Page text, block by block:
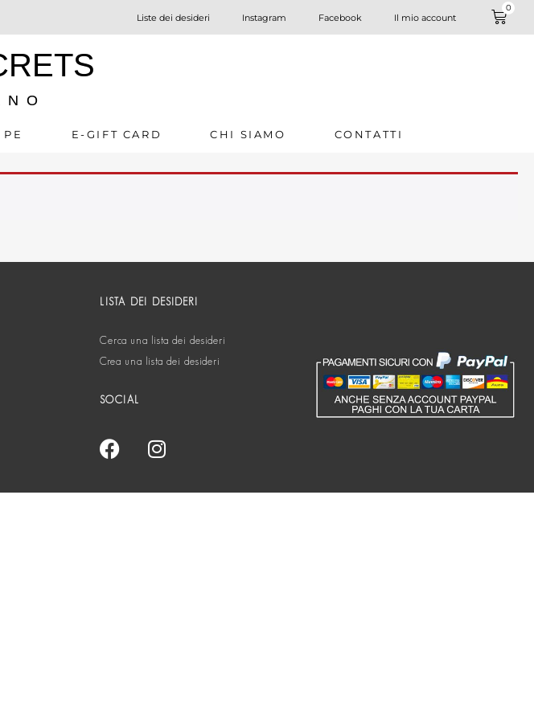
Liste dei desideri Instagram Facebook Il mio account
0
E-GIFT CARD CHI SIAMO CONTATTI
LISTA DEI DESIDERI
Cerca una lista dei desideri
Crea una lista dei desideri
SOCIAL